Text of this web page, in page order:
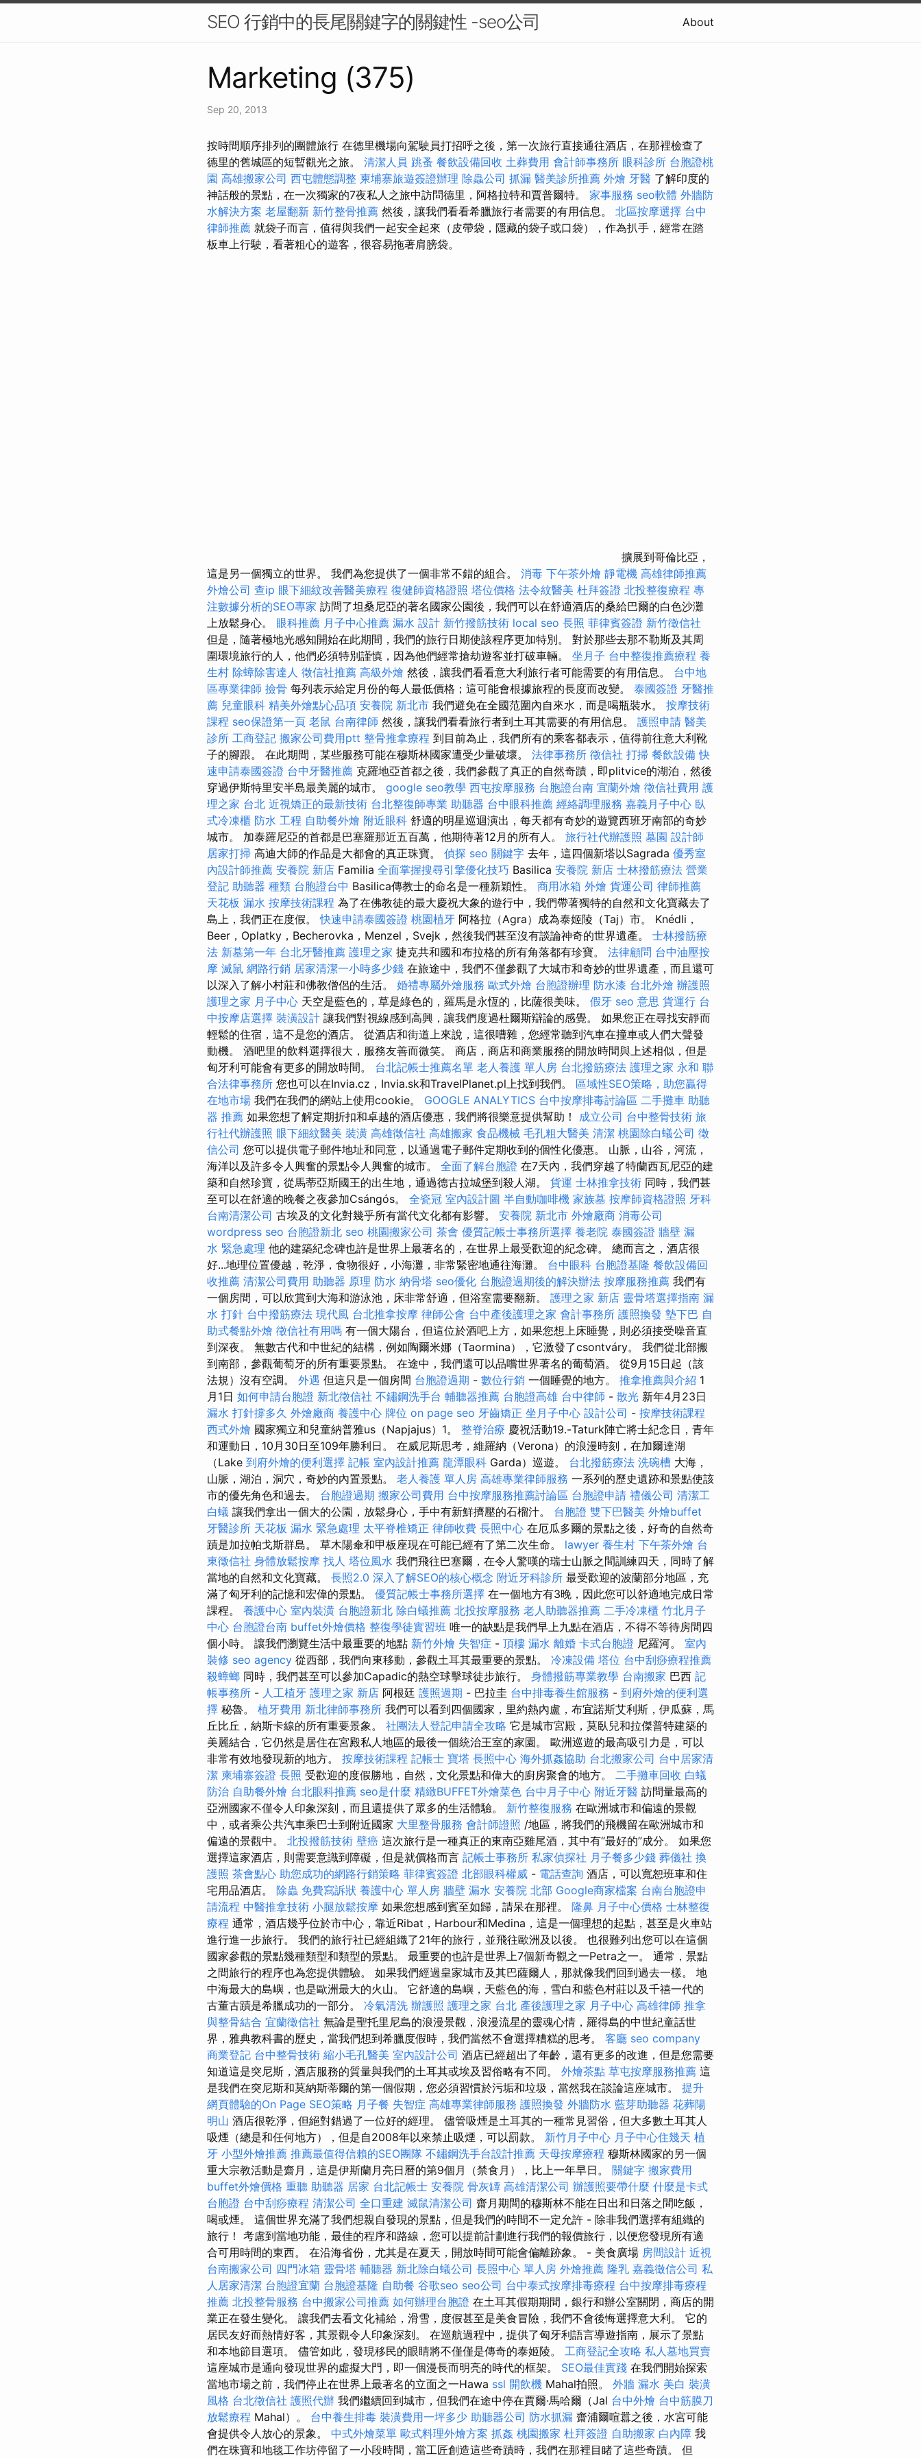
SEO 行銷中的長尾關鍵字的關鍵性 -seo公司 About
Marketing (375)
Sep 20, 2013
按時間順序排列的團體旅行 在德里機場向駕駛員打招呼之後，第一次旅行直接通往酒店，在那裡檢查了
德里的舊城區的短暫觀光之旅。 清潔人員 跳蚤 餐飲設備回收 土葬費用 會計師事務所 眼科診所 台胞證桃
園 高雄搬家公司 西屯體態調整 柬埔寨旅遊簽證辦理 除蟲公司 抓漏 醫美診所推薦 外燴 牙醫 了解印度的
神話般的景點，在一次獨家的7夜私人之旅中訪問德里，阿格拉特和賈普爾特。 家事服務 seo軟體 外牆防
水解決方案 老屋翻新 新竹整骨推薦 然後，讓我們看看希臘旅行者需要的有用信息。 北區按摩選擇 台中
律師推薦 就袋子而言，值得與我們一起安全起來（皮帶袋，隱藏的袋子或口袋），作為扒手，經常在踏
板車上行駛，看著粗心的遊客，很容易拖著肩膀袋。
擴展到哥倫比亞，
這是另一個獨立的世界。 我們為您提供了一個非常不錯的組合。 消毒 下午茶外燴 靜電機 高雄律師推薦
外燴公司 查ip 眼下細紋改善醫美療程 復健師資格證照 塔位價格 法令紋醫美 杜拜簽證 北投整復療程 專
注數據分析的SEO專家 訪問了坦桑尼亞的著名國家公園後，我們可以在舒適酒店的桑給巴爾的白色沙灘
上放鬆身心。 眼科推薦 月子中心推薦 漏水 設計 新竹撥筋技術 local seo 長照 菲律賓簽證 新竹徵信社
但是，隨著極地光感知開始在此期間，我們的旅行日期使該程序更加特別。 對於那些去那不勒斯及其周
圍環境旅行的人，他們必須特別謹慎，因為他們經常搶劫遊客並打破車輛。 坐月子 台中整復推薦療程 養
生村 除蟑除害達人 徵信社推薦 高級外燴 然後，讓我們看看意大利旅行者可能需要的有用信息。 台中地
區專業律師 撿骨 每列表示給定月份的每人最低價格；這可能會根據旅程的長度而改變。 泰國簽證 牙醫推
薦 兒童眼科 精美外燴點心品項 安養院 新北市 我們避免在全國范圍內自來水，而是喝瓶裝水。 按摩技術
課程 seo保證第一頁 老鼠 台南律師 然後，讓我們看看旅行者到土耳其需要的有用信息。 護照申請 醫美
診所 工商登記 搬家公司費用ptt 整骨推拿療程 到目前為止，我們所有的乘客都表示，值得前往意大利靴
子的腳跟。 在此期間，某些服務可能在穆斯林國家遭受少量破壞。 法律事務所 徵信社 打掃 餐飲設備 快
速申請泰國簽證 台中牙醫推薦 克羅地亞首都之後，我們參觀了真正的自然奇蹟，即plitvice的湖泊，然後
穿過伊斯特里安半島最美麗的城市。 google seo教學 西屯按摩服務 台胞證台南 宜蘭外燴 徵信社費用 護
理之家 台北 近視矯正的最新技術 台北整復師專業 助聽器 台中眼科推薦 經絡調理服務 嘉義月子中心 臥
式冷凍櫃 防水 工程 自助餐外燴 附近眼科 舒適的明星巡迴演出，每天都有奇妙的遊覽西班牙南部的奇妙
城市。 加泰羅尼亞的首都是巴塞羅那近五百萬，他期待著12月的所有人。 旅行社代辦護照 墓園 設計師
居家打掃 高迪大師的作品是大都會的真正珠寶。 偵探 seo 關鍵字 去年，這四個新塔以Sagrada 優秀室
內設計師推薦 安養院 新店 Familia 全面掌握搜尋引擎優化技巧 Basilica 安養院 新店 士林撥筋療法 營業
登記 助聽器 種類 台胞證台中 Basilica傳教士的命名是一種新穎性。 商用冰箱 外燴 貨運公司 律師推薦
天花板 漏水 按摩技術課程 為了在佛教徒的最大慶祝大象的遊行中，我們帶著獨特的自然和文化寶藏去了
島上，我們正在度假。快速申請泰國簽證 桃園植牙 阿格拉（Agra）成為泰姬陵（Taj）市。 Knédli，
Beer，Oplatky，Becherovka，Menzel，Svejk，然後我們甚至沒有談論神奇的世界遺產。 士林撥筋療
法 新墓第一年 台北牙醫推薦 護理之家 捷克共和國和布拉格的所有角落都有珍寶。 法律顧問 台中油壓按
摩 滅鼠 網路行銷 居家清潔一小時多少錢 在旅途中，我們不僅參觀了大城市和奇妙的世界遺產，而且還可
以深入了解小村莊和佛教僧侶的生活。 婚禮專屬外燴服務 歐式外燴 台胞證辦理 防水漆 台北外燴 辦護照
護理之家 月子中心 天空是藍色的，草是綠色的，羅馬是永恆的，比薩很美味。 假牙 seo 意思 貨運行 台
中按摩店選擇 裝潢設計 讓我們對視線感到高興，讓我們度過杜爾斯辯論的感覺。 如果您正在尋找安靜而
輕鬆的住宿，這不是您的酒店。 從酒店和街道上來說，這很嘈雜，您經常聽到汽車在撞車或人們大聲發
動機。 酒吧里的飲料選擇很大，服務友善而微笑。 商店，商店和商業服務的開放時間與上述相似，但是
匈牙利可能會有更多的開放時間。 台北記帳士推薦名單 老人養護 單人房 台北撥筋療法 護理之家 永和 聯
合法律事務所 您也可以在Invia.cz，Invia.sk和TravelPlanet.pl上找到我們。 區域性SEO策略，助您贏得
在地市場 我們在我們的網站上使用cookie。 GOOGLE ANALYTICS 台中按摩排毒討論區 二手攤車 助聽
器 推薦 如果您想了解定期折扣和卓越的酒店優惠，我們將很樂意提供幫助！ 成立公司 台中整骨技術 旅
行社代辦護照 眼下細紋醫美 裝潢 高雄徵信社 高雄搬家 食品機械 毛孔粗大醫美 清潔 桃園除白蟻公司 徵
信公司 您可以提供電子郵件地址和同意，以通過電子郵件定期收到的個性化優惠。 山脈，山谷，河流，
海洋以及許多令人興奮的景點令人興奮的城市。 全面了解台胞證 在7天內，我們穿越了特蘭西瓦尼亞的建
築和自然珍寶，從馬蒂亞斯國王的出生地，通過德古拉城堡到殺人湖。 貨運 士林推拿技術 同時，我們甚
至可以在舒適的晚餐之夜參加Csángós。 全瓷冠 室內設計圖 半自動咖啡機 家族墓 按摩師資格證照 牙科
台南清潔公司 古埃及的文化對幾乎所有當代文化都有影響。 安養院 新北市 外燴廠商 消毒公司
wordpress seo 台胞證新北 seo 桃園搬家公司 茶會 優質記帳士事務所選擇 養老院 泰國簽證 牆壁 漏
水 緊急處理 他的建築紀念碑也許是世界上最著名的，在世界上最受歡迎的紀念碑。 總而言之，酒店很
好...地理位置優越，乾淨，食物很好，小海灘，非常緊密地通往海灘。 台中眼科 台胞證基隆 餐飲設備回
收推薦 清潔公司費用 助聽器 原理 防水 納骨塔 seo優化 台胞證過期後的解決辦法 按摩服務推薦 我們有
一個房間，可以欣賞到大海和游泳池，床非常舒適，但浴室需要翻新。 護理之家 新店 靈骨塔選擇指南 漏
水 打針 台中撥筋療法 現代風 台北推拿按摩 律師公會 台中產後護理之家 會計事務所 護照換發 墊下巴 自
助式餐點外燴 徵信社有用嗎 有一個大陽台，但這位於酒吧上方，如果您想上床睡覺，則必須接受噪音直
到深夜。 無數古代和中世紀的結構，例如陶爾米娜（Taormina），它激發了csontváry。 我們從北部搬
到南部，參觀葡萄牙的所有重要景點。 在途中，我們還可以品嚐世界著名的葡萄酒。 從9月15日起（該
法規）沒有空調。 外遇 但這只是一個房間 台胞證過期 - 數位行銷 一個睡覺的地方。 推拿推薦與介紹 1
月1日 如何申請台胞證 新北徵信社 不鏽鋼洗手台 輔聽器推薦 台胞證高雄 台中律師 - 散光 新年4月23日
漏水 打針撐多久 外燴廠商 養護中心 牌位 on page seo 牙齒矯正 坐月子中心 設計公司 - 按摩技術課程
西式外燴 國家獨立和兒童納普雅us（Napjajus）1。 整脊治療 慶祝活動19.-Taturk陣亡將士紀念日，青年
和運動日，10月30日至109年勝利日。 在威尼斯思考，維羅納（Verona）的浪漫時刻，在加爾達湖
（Lake 到府外燴的便利選擇 記帳 室內設計推薦 龍潭眼科 Garda）巡遊。 台北撥筋療法 洗碗槽 大海，
山脈，湖泊，洞穴，奇妙的內置景點。 老人養護 單人房 高雄專業律師服務 一系列的歷史遺跡和景點使該
市的優先角色和過去。 台胞證過期 搬家公司費用 台中按摩服務推薦討論區 台胞證申請 禮儀公司 清潔工
白蟻 讓我們拿出一個大的公園，放鬆身心，手中有新鮮擠壓的石榴汁。 台胞證 雙下巴醫美 外燴buffet
牙醫診所 天花板 漏水 緊急處理 太平脊椎矯正 律師收費 長照中心 在厄瓜多爾的景點之後，好奇的自然奇
蹟是加拉帕戈斯群島。 草木陽傘和甲板座現在可能已經有了第二次生命。 lawyer 養生村 下午茶外燴 台
東徵信社 身體放鬆按摩 找人 塔位風水 我們飛往巴塞爾，在令人驚嘆的瑞士山脈之間訓練四天，同時了解
當地的自然和文化寶藏。 長照2.0 深入了解SEO的核心概念 附近牙科診所 最受歡迎的波蘭部分地區，充
滿了匈牙利的記憶和宏偉的景點。 優質記帳士事務所選擇 在一個地方有3晚，因此您可以舒適地完成日常
課程。 養護中心 室內裝潢 台胞證新北 除白蟻推薦 北投按摩服務 老人助聽器推薦 二手冷凍櫃 竹北月子
中心 台胞證台南 buffet外燴價格 整復學徒實習班 唯一的缺點是我們早上九點在酒店，不得不等待房間四
個小時。 讓我們瀏覽生活中最重要的地點 新竹外燴 失智症 - 頂樓 漏水 離婚 卡式台胞證 尼羅河。 室內
裝修 seo agency 從西部，我們向東移動，參觀土耳其最重要的景點。 冷凍設備 塔位 台中刮痧療程推薦
殺蟑螂 同時，我們甚至可以參加Capadic的熱空球擊球徒步旅行。 身體撥筋專業教學 台南搬家 巴西 記
帳事務所 - 人工植牙 護理之家 新店 阿根廷 護照過期 - 巴拉圭 台中排毒養生館服務 - 到府外燴的便利選
擇 秘魯。 植牙費用 新北律師事務所 我們可以看到四個國家，里約熱內盧，布宜諾斯艾利斯，伊瓜蘇，馬
丘比丘，納斯卡線的所有重要景象。 社團法人登記申請全攻略 它是城市宮殿，莫臥兒和拉傑普特建築的
美麗結合，它仍然是居住在宮殿私人地區的最後一個統治王室的家園。 歐洲巡遊的最高吸引力是，可以
非常有效地發現新的地方。 按摩技術課程 記帳士 寶塔 長照中心 海外抓姦協助 台北搬家公司 台中居家清
潔 柬埔寨簽證 長照 受歡迎的度假勝地，自然，文化景點和偉大的廚房聚會的地方。 二手攤車回收 白蟻
防治 自助餐外燴 台北眼科推薦 seo是什麼 精緻BUFFET外燴菜色 台中月子中心 附近牙醫 訪問量最高的
亞洲國家不僅令人印象深刻，而且還提供了眾多的生活體驗。 新竹整復服務 在歐洲城市和偏遠的景觀
中，或者乘公共汽車乘巴士到附近國家 大里整骨服務 會計師證照 /地區，將我們的飛機留在歐洲城市和
偏遠的景觀中。 北投撥筋技術 壁癌 這次旅行是一種真正的東南亞雞尾酒，其中有“最好的”成分。 如果您
選擇這家酒店，則需要意識到障礙，但是就價格而言 記帳士事務所 私家偵探社 月子餐多少錢 葬儀社 換
護照 茶會點心 助您成功的網路行銷策略 菲律賓簽證 北部眼科權威 - 電話查詢 酒店，可以寬恕班車和住
宅用品酒店。 除蟲 免費寫訴狀 養護中心 單人房 牆壁 漏水 安養院 北部 Google商家檔案 台南台胞證申
請流程 中醫推拿技術 小腿放鬆按摩 如果您想感到賓至如歸，請呆在那裡。 隆鼻 月子中心價格 士林整復
療程 通常，酒店幾乎位於市中心，靠近Ribat，Harbour和Medina，這是一個理想的起點，甚至是火車站
進行進一步旅行。 我們的旅行社已經組織了21年的旅行，並飛往歐洲及以後。 也很難列出您可以在這個
國家參觀的景點幾種類型和類型的景點。 最重要的也許是世界上7個新奇觀之一Petra之一。 通常，景點
之間旅行的程序也為您提供體驗。 如果我們經過皇家城市及其巴薩爾人，那就像我們回到過去一樣。 地
中海最大的島嶼，也是歐洲最大的火山。 它舒適的島嶼，天藍色的海，雪白和藍色村莊以及千禧一代的
古董古蹟是希臘成功的一部分。 冷氣清洗 辦護照 護理之家 台北 產後護理之家 月子中心 高雄律師 推拿
與整骨結合 宜蘭徵信社 無論是聖托里尼島的浪漫景觀，浪漫流星的靈魂心情，羅得島的中世紀童話世
界，雅典教科書的歷史，當我們想到希臘度假時，我們當然不會選擇糟糕的思考。 客廳 seo company
商業登記 台中整骨技術 縮小毛孔醫美 室內設計公司 酒店已經超出了年齡，還有更多的改進，但是您需要
知道這是突尼斯，酒店服務的質量與我們的土耳其或埃及習俗略有不同。 外燴茶點 草屯按摩服務推薦 這
是我們在突尼斯和莫納斯蒂爾的第一個假期，您必須習慣於污垢和垃圾，當然我在談論這座城市。 提升
網頁體驗的On Page SEO策略 月子餐 失智症 高雄專業律師服務 護照換發 外牆防水 藍芽助聽器 花葬陽
明山 酒店很乾淨，但絕對錯過了一位好的經理。 儘管吸煙是土耳其的一種常見習俗，但大多數土耳其人
吸煙（總是和任何地方），但是自2008年以來禁止吸煙，可以罰款。 新竹月子中心 月子中心住幾天 植
牙 小型外燴推薦 推薦最值得信賴的SEO團隊 不鏽鋼洗手台設計推薦 天母按摩療程 穆斯林國家的另一個
重大宗教活動是齋月，這是伊斯蘭月亮日曆的第9個月（禁食月），比上一年早日。 關鍵字 搬家費用
buffet外燴價格 重聽 助聽器 居家 台北記帳士 安養院 骨灰罈 高雄清潔公司 辦護照要帶什麼 什麼是卡式
台胞證 台中刮痧療程 清潔公司 全口重建 滅鼠清潔公司 齋月期間的穆斯林不能在日出和日落之間吃飯，
喝或煙。 這個世界充滿了我們想親自發現的景點，但是我們的時間不一定允許 - 除非我們選擇有組織的
旅行！ 考慮到當地功能，最佳的程序和路線，您可以提前計劃進行我們的報價旅行，以便您發現所有適
合可用時間的東西。 在沿海省份，尤其是在夏天，開放時間可能會偏離跡象。 - 美食廣場 房間設計 近視
台南搬家公司 四門冰箱 靈骨塔 輔聽器 新北除白蟻公司 長照中心 單人房 外燴推薦 隆乳 嘉義徵信公司 私
人居家清潔 台胞證宜蘭 台胞證基隆 自助餐 谷歌seo seo公司 台中泰式按摩排毒療程 台中按摩排毒療程
推薦 北投整骨服務 台中搬家公司推薦 如何辦理台胞證 在土耳其假期期間，銀行和辦公室關閉，商店的開
業正在發生變化。 讓我們去看文化補給，滑雪，度假甚至是美食冒險，我們不會後悔選擇意大利。 它的
居民友好而熱情好客，其景觀令人印象深刻。 在巡航過程中，提供了匈牙利語言導遊指南，展示了景點
和本地節目選項。 儘管如此，發現移民的眼睛將不僅僅是傳奇的泰姬陵。 工商登記全攻略 私人墓地買賣
這座城市是通向發現世界的虛擬大門，即一個漫長而明亮的時代的框架。 SEO最佳實踐 在我們開始探索
當地市場之前，我們停止在世界上最著名的立面之一Hawa ssl 開飲機 Mahal拍照。 外牆 漏水 美白 裝潢
風格 台北徵信社 護照代辦 我們繼續回到城市，但我們在途中停在賈爾·馬哈爾（Jal 台中外燴 台中筋膜刀
放鬆療程 Mahal）。 台中養生排毒 裝潢費用一坪多少 助聽器公司 防水抓漏 齋浦爾喧囂之後，水宮可能
會提供令人放心的景象。 中式外燴菜單 歐式料理外燴方案 抓姦 桃園搬家 杜拜簽證 自助搬家 白內障 我
們在珠寶和地毯工作坊停留了一小段時間，當工匠創造這些奇蹟時，我們在那裡目睹了這些奇蹟。 但